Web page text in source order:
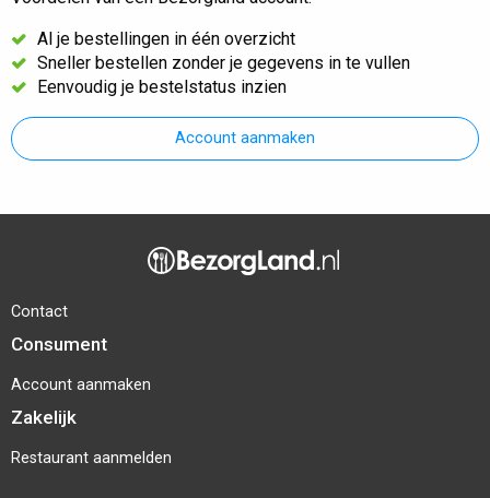
Al je bestellingen in één overzicht
Sneller bestellen zonder je gegevens in te vullen
Eenvoudig je bestelstatus inzien
Account aanmaken
Contact
Consument
Account aanmaken
Zakelijk
Restaurant aanmelden